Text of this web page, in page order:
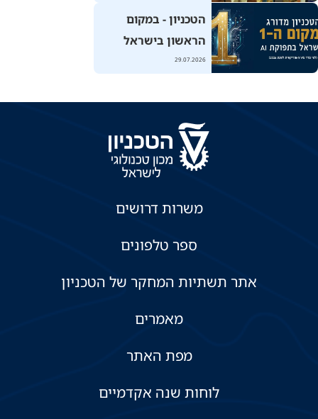
מכונות בסימן "עידן
הבינה המלאכותית"
הטכניון - במקום
הראשון בישראל
ב"תפוקת AI"
29.07.2026
משרות דרושים
ספר טלפונים
אתר תשתיות המחקר של הטכניון
מאמרים
מפת האתר
לוחות שנה אקדמיים